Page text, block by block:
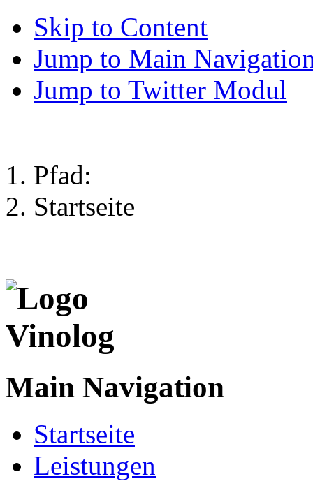
Skip to Content
Jump to Main
Jump to Twitter Modul
Pfad:
Startseite
Main Navigation
Startseite
Leistungen